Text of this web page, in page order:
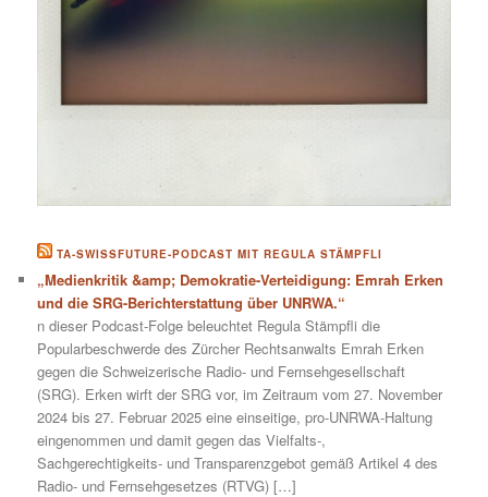
TA-SWISSFUTURE-PODCAST MIT REGULA STÄMPFLI
„Medienkritik &amp; Demokratie-Verteidigung: Emrah Erken
und die SRG-Berichterstattung über UNRWA.“
n dieser Podcast-Folge beleuchtet Regula Stämpfli die
Popularbeschwerde des Zürcher Rechtsanwalts Emrah Erken
gegen die Schweizerische Radio- und Fernsehgesellschaft
(SRG). Erken wirft der SRG vor, im Zeitraum vom 27. November
2024 bis 27. Februar 2025 eine einseitige, pro-UNRWA-Haltung
eingenommen und damit gegen das Vielfalts-,
Sachgerechtigkeits- und Transparenzgebot gemäß Artikel 4 des
Radio- und Fernsehgesetzes (RTVG) […]